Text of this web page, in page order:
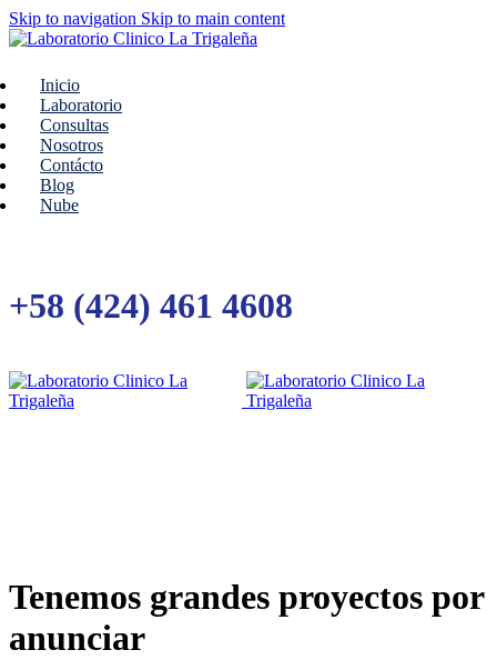
Skip to navigation Skip to main content
Inicio
Laboratorio
Consultas
Nosotros
Contácto
Blog
Nube
+58 (424) 461 4608
Tenemos grandes proyectos por
anunciar